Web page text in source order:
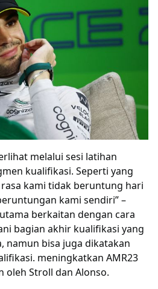
melalui sesi latihan
kualifikasi. Seperti yang
rasa kami tidak beruntung hari
kami sendiri” –
berkaitan dengan cara
bagian akhir kualifikasi yang
namun bisa juga dikatakan
meningkatkan AMR23
oleh Stroll dan Alonso.